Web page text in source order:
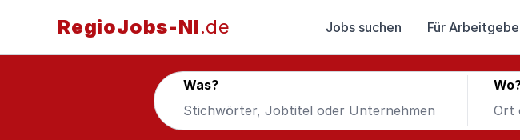
RegioJobs-NI.de Jobs suchen Für
Was?